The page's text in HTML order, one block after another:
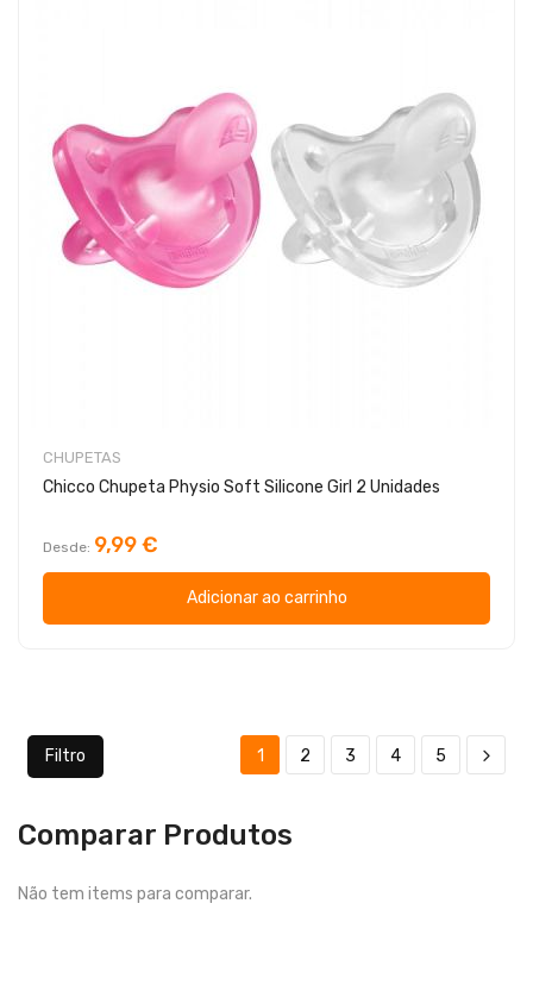
CHUPETAS
Chicco Chupeta Physio Soft Silicone Girl 2 Unidades
Desde 9,99 €
Adicionar ao carrinho
Filtro 1 2 3 4 5
Comparar Produtos
Não tem items para comparar.